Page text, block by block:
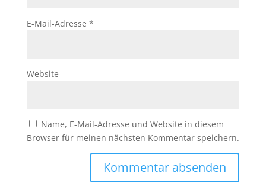
E-Mail-Adresse *
Website
Name, E-Mail-Adresse und Website in diesem
Browser für meinen nächsten Kommentar speichern.